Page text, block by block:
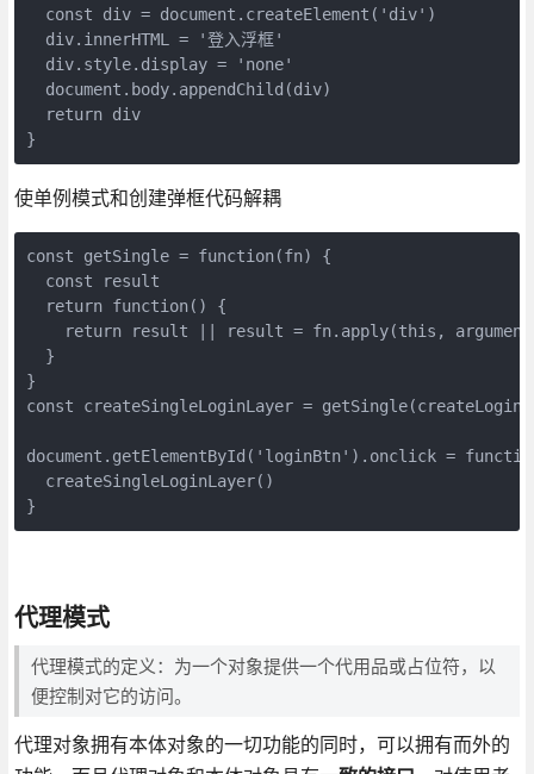
  const div = document.createElement('div')
  div.innerHTML = '登入浮框'
  div.style.display = 'none'
  document.body.appendChild(div)
  return div
}
使单例模式和创建弹框代码解耦
const getSingle = function(fn) {
  const result
  return function() {
return result || result = fn.apply(this,
  }
}
const createSingleLoginLayer =
document.getElementById('loginBtn').onclick =
  createSingleLoginLayer()
}
代理模式
代理模式的定义：为一个对象提供一个代用品或占位符，以
便控制对它的访问。
代理对象拥有本体对象的一切功能的同时，可以拥有而外的